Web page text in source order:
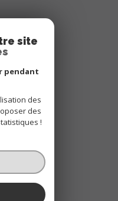
site
pendant
des
des
!